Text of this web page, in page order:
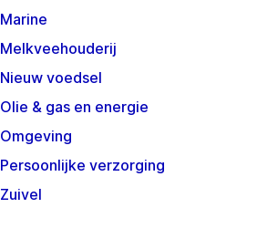
Marine
Melkveehouderij
Nieuw voedsel
Olie & gas en energie
Omgeving
Persoonlijke verzorging
Zuivel